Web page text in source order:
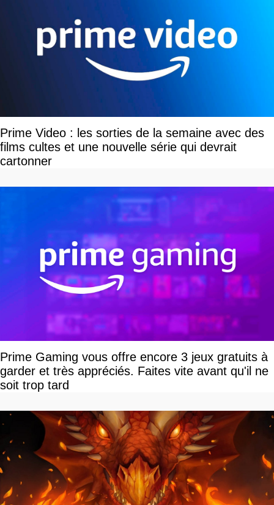
Prime Video : les sorties de la semaine avec des
films cultes et une nouvelle série qui devrait
cartonner
Prime Gaming vous offre encore 3 jeux gratuits à
garder et très appréciés. Faites vite avant qu'il ne
soit trop tard